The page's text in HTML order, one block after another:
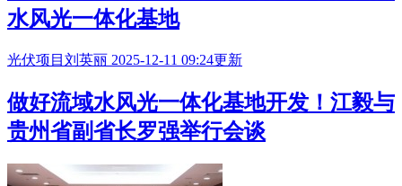
水风光一体化基地
光伏项目 刘英丽 2025-12-11 09:24更新
做好流域水风光一体化基地开发！江毅与
贵州省副省长罗强举行会谈